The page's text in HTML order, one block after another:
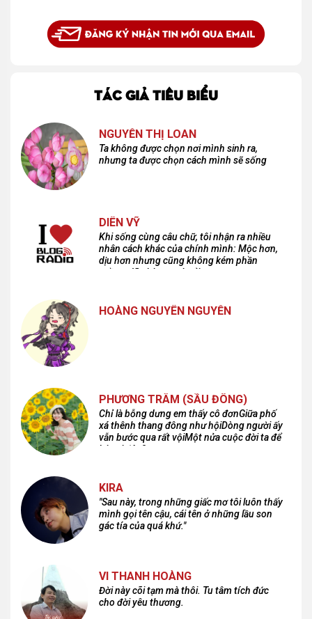
TÁC GIẢ TIÊU BIỂU
NGUYỄN THỊ LOAN
Ta không được chọn nơi mình sinh ra,
nhưng ta được chọn cách mình sẽ sống
DIÊN VỸ
Khi sống cùng câu chữ, tôi nhận ra nhiều
nhân cách khác của chính mình: Mộc hơn,
dịu hơn nhưng cũng không kém phần
cuồng dã và hoang hoải...
HOÀNG NGUYÊN NGUYỄN
PHƯƠNG TRÂM (SẦU ĐÔNG)
Chỉ là bỗng dưng em thấy cô đơnGiữa phố
xá thênh thang đông như hộiDòng người ấy
vẫn bước qua rất vộiMột nửa cuộc đời ta để
lại nơi đâu?
KIRA
"Sau này, trong những giấc mơ tôi luôn thấy
mình gọi tên cậu, cái tên ở những lầu son
gác tía của quá khứ."
VI THANH HOÀNG
Đời này cõi tạm mà thôi. Tu tâm tích đức
cho đời yêu thương.